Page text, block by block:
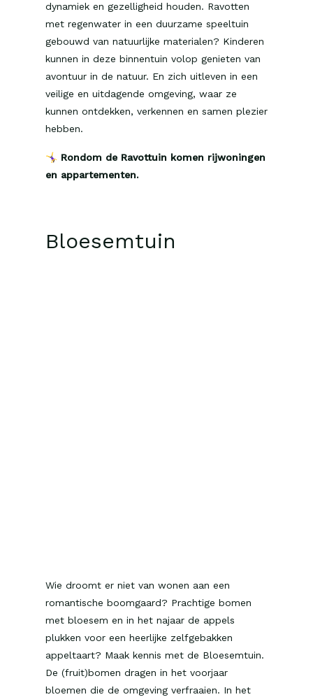
dynamiek en gezelligheid houden. Ravotten
met regenwater in een duurzame speeltuin
gebouwd van natuurlijke materialen? Kinderen
kunnen in deze binnentuin volop genieten van
avontuur in de natuur. En zich uitleven in een
veilige en uitdagende omgeving, waar ze
kunnen ontdekken, verkennen en samen plezier
hebben.
🤸‍♀ Rondom de Ravottuin komen rijwoningen
en appartementen.
Bloesemtuin
Wie droomt er niet van wonen aan een
romantische boomgaard? Prachtige bomen
met bloesem en in het najaar de appels
plukken voor een heerlijke zelfgebakken
appeltaart? Maak kennis met de Bloesemtuin.
De (fruit)bomen dragen in het voorjaar
bloemen die de omgeving verfraaien. In het